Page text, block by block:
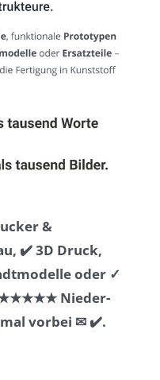
&
✔️ 3D Druck,
oder ✓
★★★★★ Nieder-
mal vorbei ✉ ✔️.